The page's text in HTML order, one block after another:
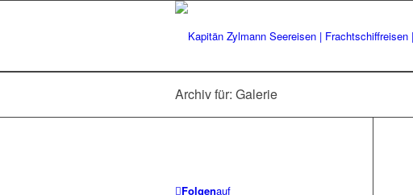
Archiv für: Galerie
Folgenauf